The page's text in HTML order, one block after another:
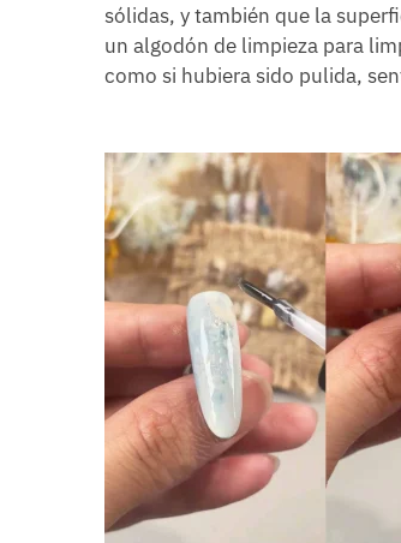
sólidas, y también que la
un algodón de limpieza para
como si hubiera sido pulida,